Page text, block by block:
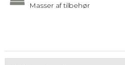
Masser af tilbehør